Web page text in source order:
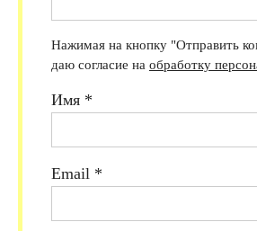
Нажимая на кнопку "Отправить
даю согласие на обработку
Имя *
Email *